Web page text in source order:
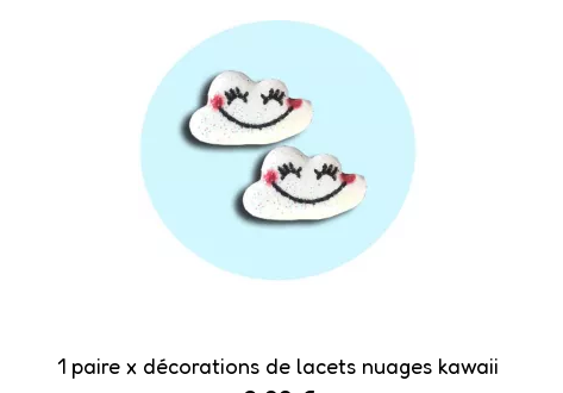
1 paire x ​décorations de lacets nuages kawaii